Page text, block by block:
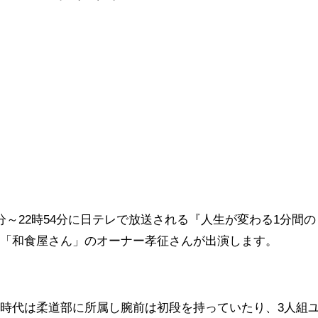
～22時54分に日テレで放送される『人生が変わる1分間の
和食屋さん」のオーナー孝征さんが出演します。
代は柔道部に所属し腕前は初段を持っていたり、3人組ユ